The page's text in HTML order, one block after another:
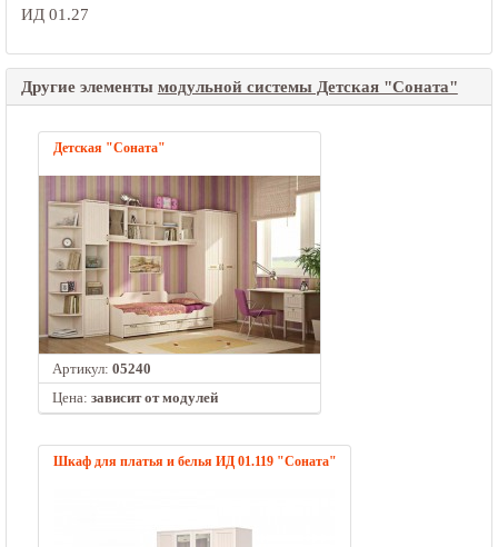
ИД 01.27
Другие элементы модульной системы Детская "Соната"
Детская "Соната"
Артикул: 05240
Цена: зависит от модулей
Шкаф для платья и белья ИД 01.119 "Соната"